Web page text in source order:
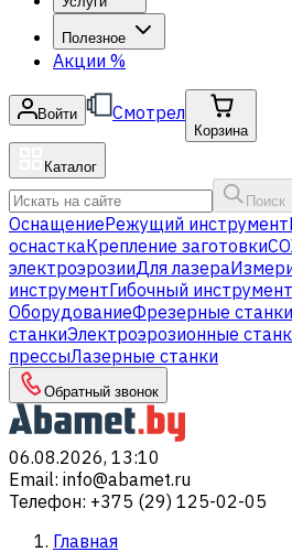
Полезное
Акции %
Войти Смотрел
Корзина
Каталог
Поиск
ОснащениеРежущий инструмент
оснасткаКрепление заготовки
электроэрозииДля лазера
инструментГибочный инструмент
ОборудованиеФрезерные станки
станкиЭлектроэрозионные
прессыЛазерные станки
Обратный звонок
06.08.2026, 13:10
Email: info@abamet.ru
Телефон: +375 (29) 125-02-05
Главная